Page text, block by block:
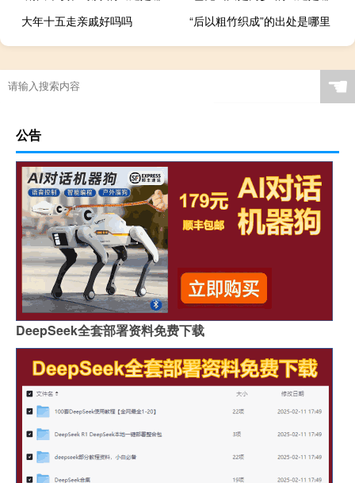
大年十五走亲戚好吗吗
“后以粗竹织成”的出处是哪里
☚
公告
DeepSeek全套部署资料免费下载